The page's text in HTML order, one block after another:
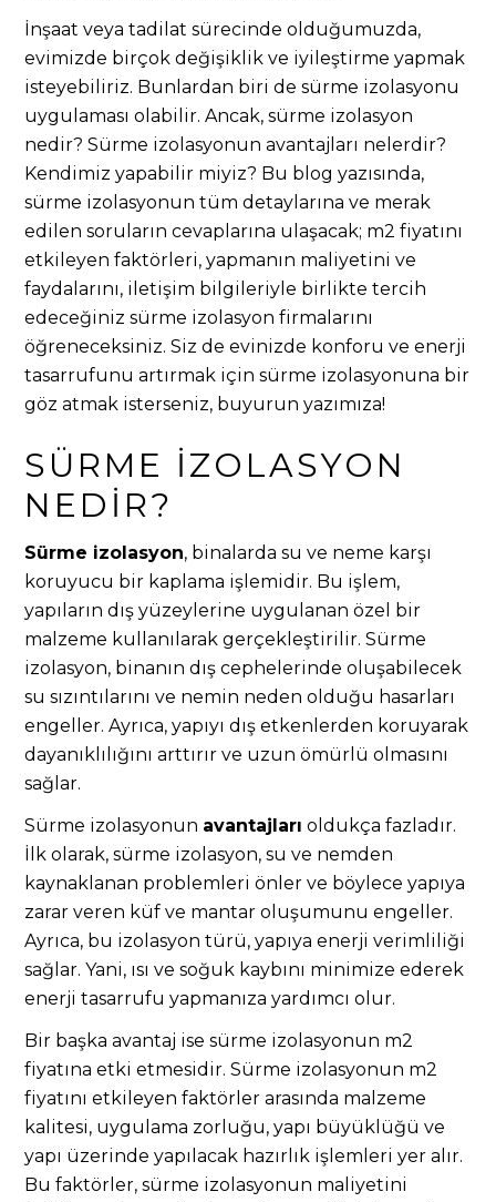
İnşaat veya tadilat sürecinde olduğumuzda,
evimizde birçok değişiklik ve iyileştirme yapmak
isteyebiliriz. Bunlardan biri de sürme izolasyonu
uygulaması olabilir. Ancak, sürme izolasyon
nedir? Sürme izolasyonun avantajları nelerdir?
Kendimiz yapabilir miyiz? Bu blog yazısında,
sürme izolasyonun tüm detaylarına ve merak
edilen soruların cevaplarına ulaşacak; m2 fiyatını
etkileyen faktörleri, yapmanın maliyetini ve
faydalarını, iletişim bilgileriyle birlikte tercih
edeceğiniz sürme izolasyon firmalarını
öğreneceksiniz. Siz de evinizde konforu ve enerji
tasarrufunu artırmak için sürme izolasyonuna bir
göz atmak isterseniz, buyurun yazımıza!
SÜRME İZOLASYON
NEDIR?
Sürme izolasyon, binalarda su ve neme karşı
koruyucu bir kaplama işlemidir. Bu işlem,
yapıların dış yüzeylerine uygulanan özel bir
malzeme kullanılarak gerçekleştirilir. Sürme
izolasyon, binanın dış cephelerinde oluşabilecek
su sızıntılarını ve nemin neden olduğu hasarları
engeller. Ayrıca, yapıyı dış etkenlerden koruyarak
dayanıklılığını arttırır ve uzun ömürlü olmasını
sağlar.
Sürme izolasyonun avantajları oldukça fazladır.
İlk olarak, sürme izolasyon, su ve nemden
kaynaklanan problemleri önler ve böylece yapıya
zarar veren küf ve mantar oluşumunu engeller.
Ayrıca, bu izolasyon türü, yapıya enerji verimliliği
sağlar. Yani, ısı ve soğuk kaybını minimize ederek
enerji tasarrufu yapmanıza yardımcı olur.
Bir başka avantaj ise sürme izolasyonun m2
fiyatına etki etmesidir. Sürme izolasyonun m2
fiyatını etkileyen faktörler arasında malzeme
kalitesi, uygulama zorluğu, yapı büyüklüğü ve
yapı üzerinde yapılacak hazırlık işlemleri yer alır.
Bu faktörler, sürme izolasyonun maliyetini